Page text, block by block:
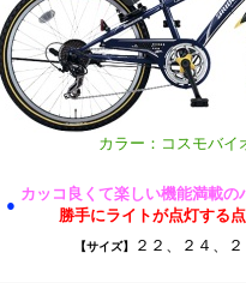
カラー：コスモバイ
●
カッコ良くて楽しい機能満載の
勝手にライトが点灯する
【サイズ】 ２２、２４、